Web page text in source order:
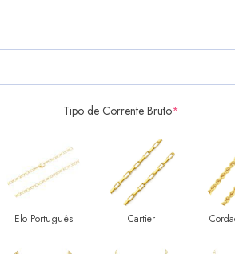
Tipo de Corrente Bruto*
Elo Português Cartier